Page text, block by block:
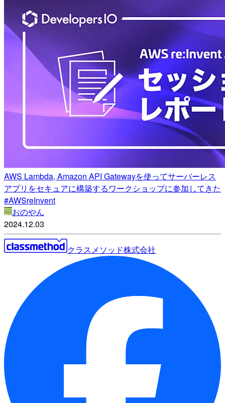
AWS Lambda, Amazon API Gatewayを使ってサーバーレス
アプリをセキュアに構築するワークショップに参加してきた
#AWSreInvent
おのやん
2024.12.03
クラスメソッド株式会社